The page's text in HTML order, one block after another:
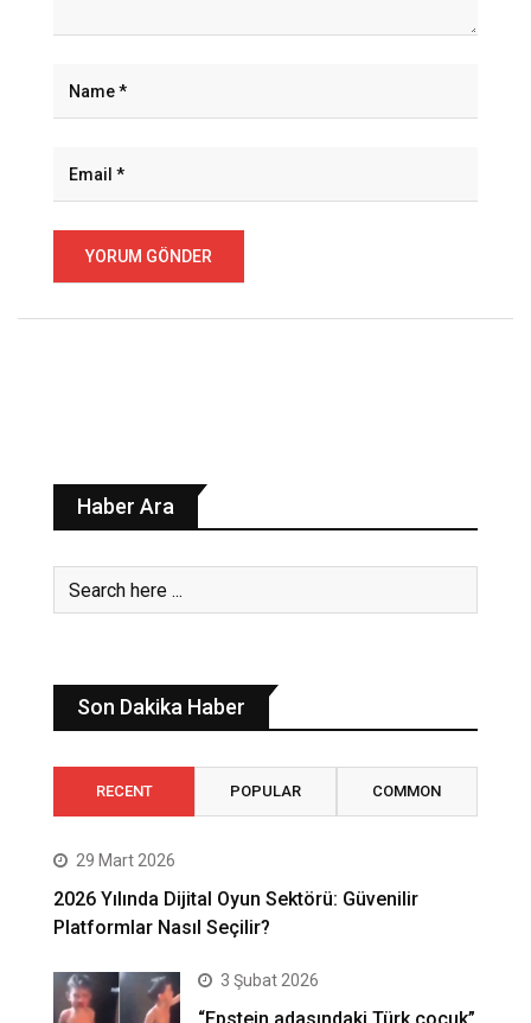
Haber Ara
Son Dakika Haber
RECENT POPULAR COMMON
29 Mart 2026
2026 Yılında Dijital Oyun Sektörü: Güvenilir
Platformlar Nasıl Seçilir?
3 Şubat 2026